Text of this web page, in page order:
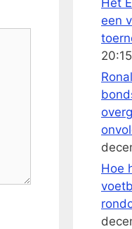
een
20:15
Hoe